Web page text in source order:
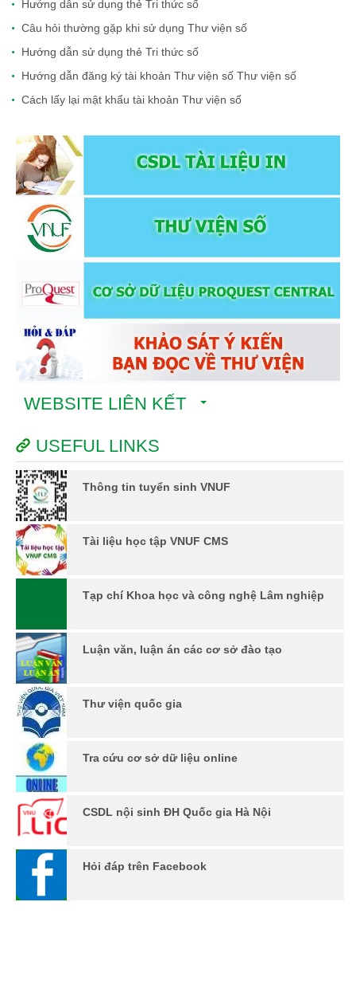
Hướng dẫn sử dụng thẻ Tri thức số
Câu hỏi thường gặp khi sử dụng Thư viện số
Hướng dẫn sử dụng thẻ Tri thức số
Hướng dẫn đăng ký tài khoản Thư viện số Thư viện số
Cách lấy lại mật khẩu tài khoản Thư viện số
WEBSITE LIÊN KẾT
USEFUL LINKS
Thông tin tuyển sinh VNUF
Tài liệu học tập VNUF CMS
Tạp chí Khoa học và công nghệ Lâm nghiệp
Luận văn, luận án các cơ sở đào tạo
Thư viện quốc gia
Tra cứu cơ sở dữ liệu online
CSDL nội sinh ĐH Quốc gia Hà Nội
Hỏi đáp trên Facebook